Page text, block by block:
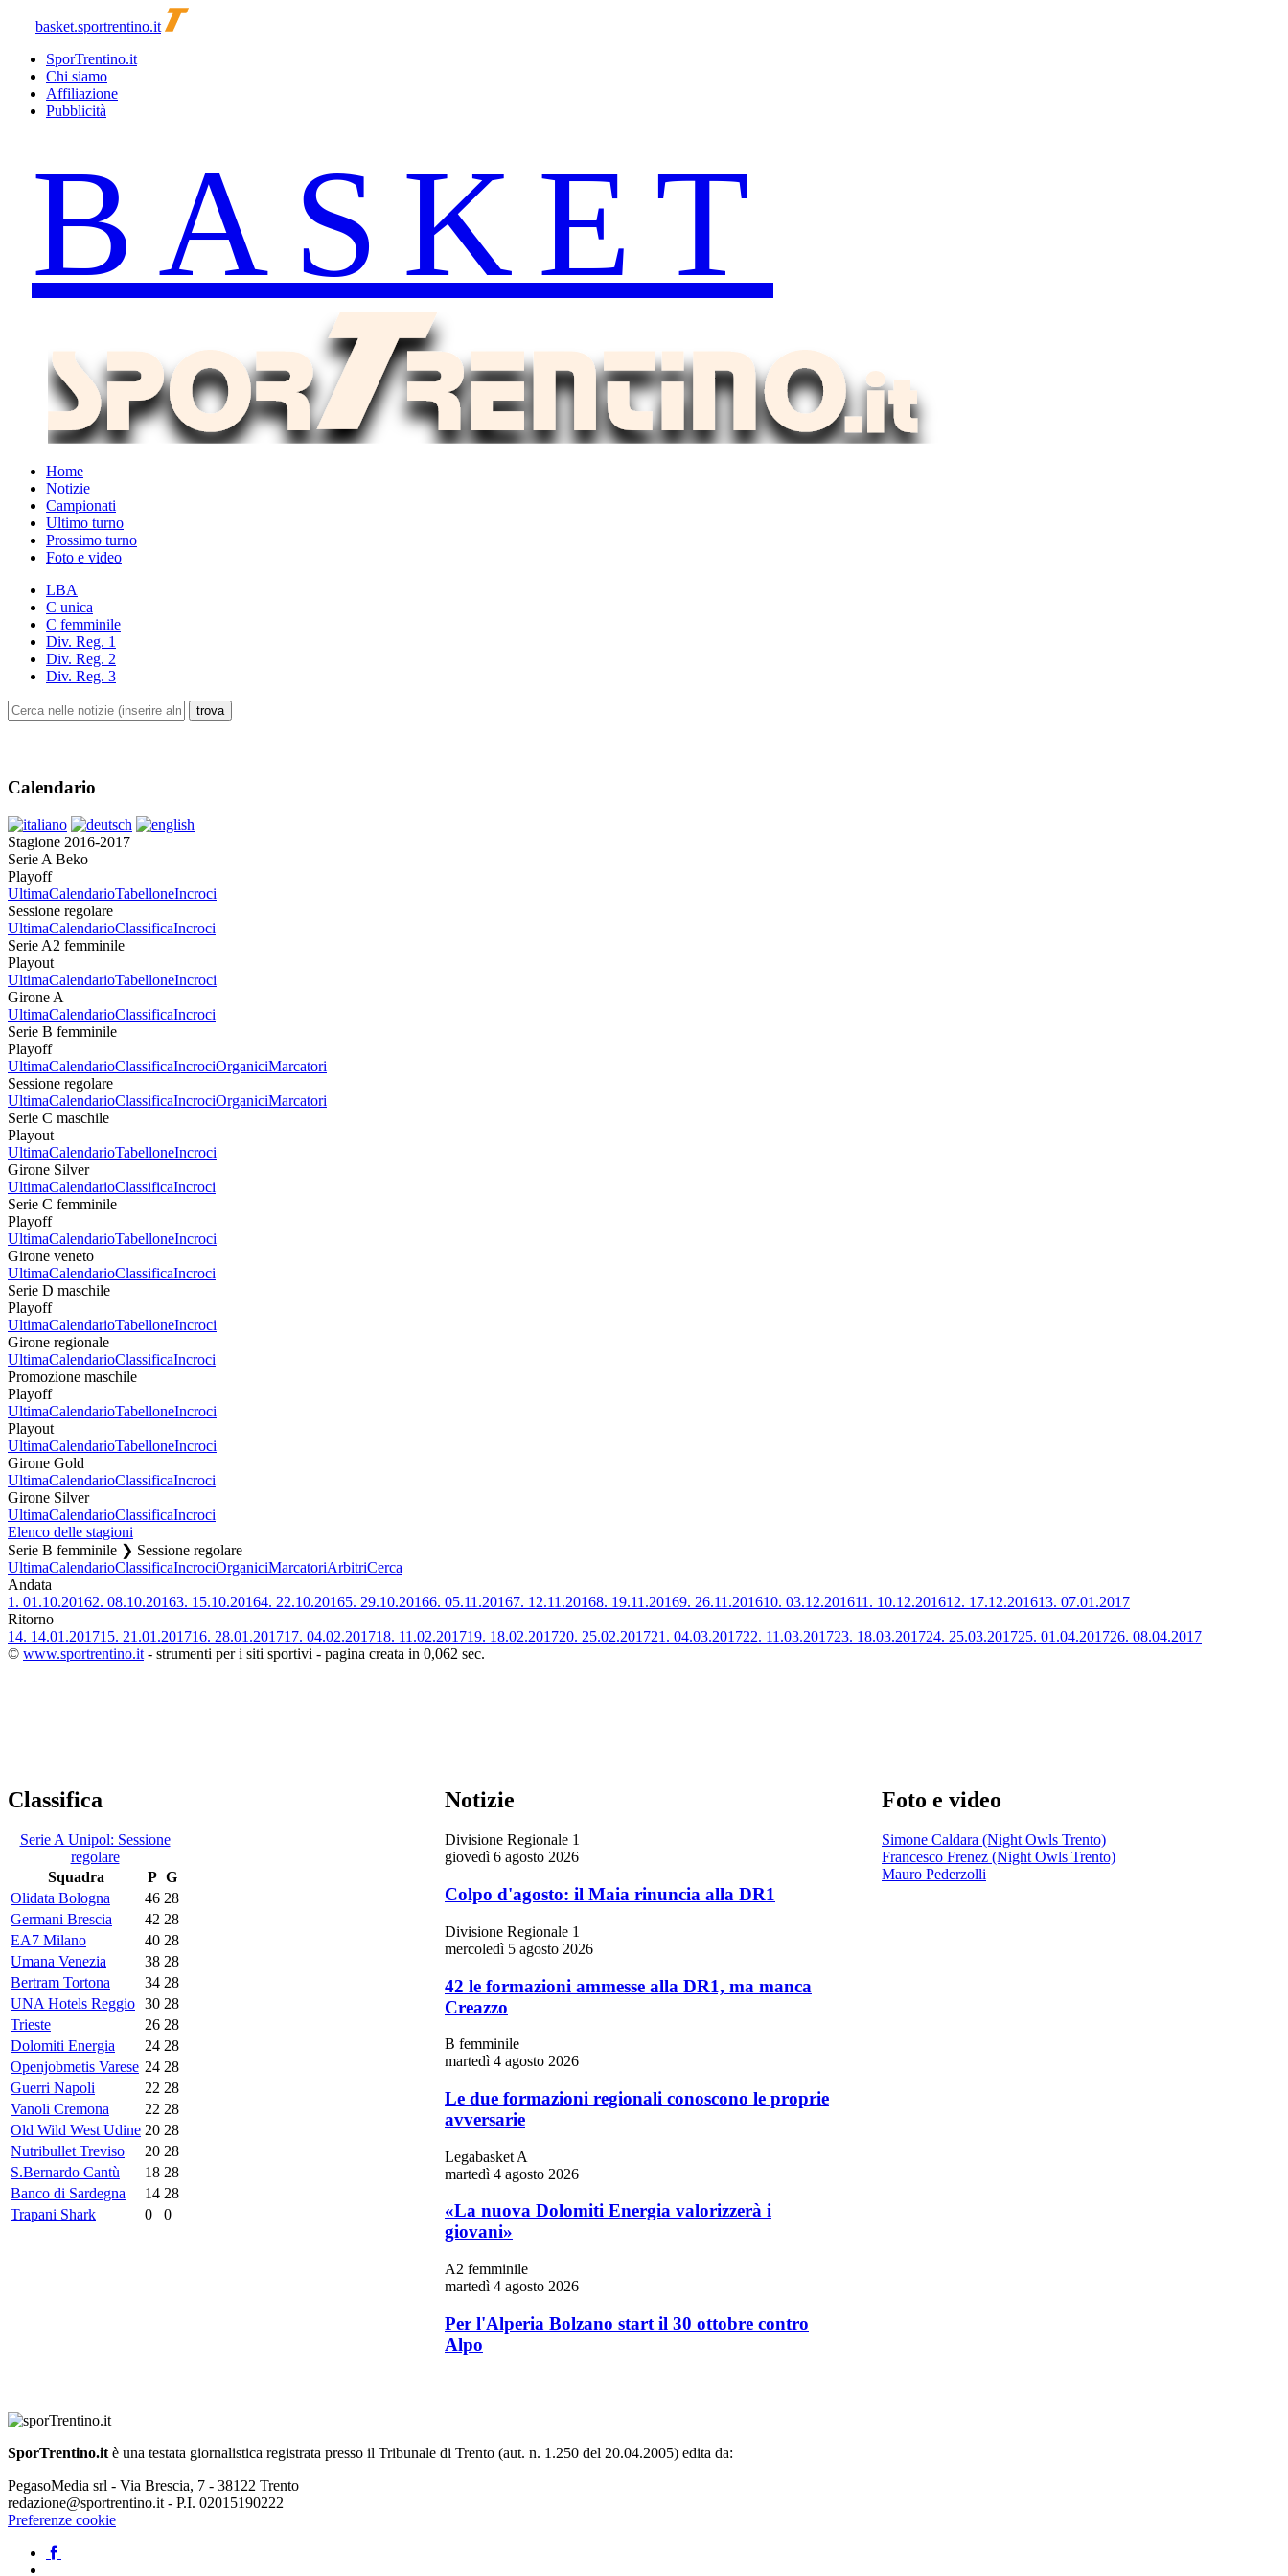
basket.sportrentino.it
SporTrentino.it
Chi siamo
Affiliazione
Pubblicità
Home
Notizie
Campionati
Ultimo turno
Prossimo turno
Foto e video
LBA
C unica
C femminile
Div. Reg. 1
Div. Reg. 2
Div. Reg. 3
Calendario
Stagione 2016-2017
Serie A Beko
Playoff
UltimaCalendarioTabelloneIncroci
Sessione regolare
UltimaCalendarioClassificaIncroci
Serie A2 femminile
Playout
UltimaCalendarioTabelloneIncroci
Girone A
UltimaCalendarioClassificaIncroci
Serie B femminile
Playoff
UltimaCalendarioClassificaIncrociOrganiciMarcatori
Sessione regolare
UltimaCalendarioClassificaIncrociOrganiciMarcatori
Serie C maschile
Playout
UltimaCalendarioTabelloneIncroci
Girone Silver
UltimaCalendarioClassificaIncroci
Serie C femminile
Playoff
UltimaCalendarioTabelloneIncroci
Girone veneto
UltimaCalendarioClassificaIncroci
Serie D maschile
Playoff
UltimaCalendarioTabelloneIncroci
Girone regionale
UltimaCalendarioClassificaIncroci
Promozione maschile
Playoff
UltimaCalendarioTabelloneIncroci
Playout
UltimaCalendarioTabelloneIncroci
Girone Gold
UltimaCalendarioClassificaIncroci
Girone Silver
UltimaCalendarioClassificaIncroci
Elenco delle stagioni
Serie B femminile ❯ Sessione regolare
UltimaCalendarioClassificaIncrociOrganiciMarcatoriArbitriCerca
Andata
1. 01.10.20162. 08.10.20163. 15.10.20164. 22.10.20165. 29.10.20166. 05.11.20167. 12.11.20168. 19.11.20169. 26.11.201610. 03.12.201611. 10.12.201612. 17.12.201613. 07.01.2017
Ritorno
14. 14.01.201715. 21.01.201716. 28.01.201717. 04.02.201718. 11.02.201719. 18.02.201720. 25.02.201721. 04.03.201722. 11.03.201723. 18.03.201724. 25.03.201725. 01.04.201726. 08.04.2017
© www.sportrentino.it - strumenti per i siti sportivi - pagina creata in 0,062 sec.
Classifica
Serie A Unipol: Sessione
regolare
Squadra
P G
Olidata Bologna
46 28
Germani Brescia
42 28
EA7 Milano
40 28
Umana Venezia
38 28
Bertram Tortona
34 28
UNA Hotels Reggio 30 28
Trieste
26 28
Dolomiti Energia
24 28
Openjobmetis Varese 24 28
Guerri Napoli
22 28
Vanoli Cremona
22 28
Old Wild West Udine 20 28
Nutribullet Treviso
20 28
S.Bernardo Cantù
18 28
Banco di Sardegna
14 28
Trapani Shark
0 0
Notizie
Divisione Regionale 1
giovedì 6 agosto 2026
Colpo d'agosto: il Maia rinuncia alla DR1
Divisione Regionale 1
mercoledì 5 agosto 2026
42 le formazioni ammesse alla DR1, ma manca
Creazzo
B femminile
martedì 4 agosto 2026
Le due formazioni regionali conoscono le proprie
avversarie
Legabasket A
martedì 4 agosto 2026
«La nuova Dolomiti Energia valorizzerà i
giovani»
A2 femminile
martedì 4 agosto 2026
Per l'Alperia Bolzano start il 30 ottobre contro
Alpo
Foto e video
Simone Caldara (Night Owls Trento)
Francesco Frenez (Night Owls Trento)
Mauro Pederzolli
SporTrentino.it è una testata giornalistica registrata presso il Tribunale di Trento (aut. n. 1.250 del 20.04.2005) edita da:
PegasoMedia srl - Via Brescia, 7 - 38122 Trento
redazione@sportrentino.it - P.I. 02015190222
Preferenze cookie